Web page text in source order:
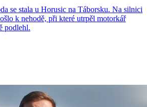
se stala u Horusic na Táborsku. Na silnici
k nehodě, při které utrpěl motorkář
podlehl.